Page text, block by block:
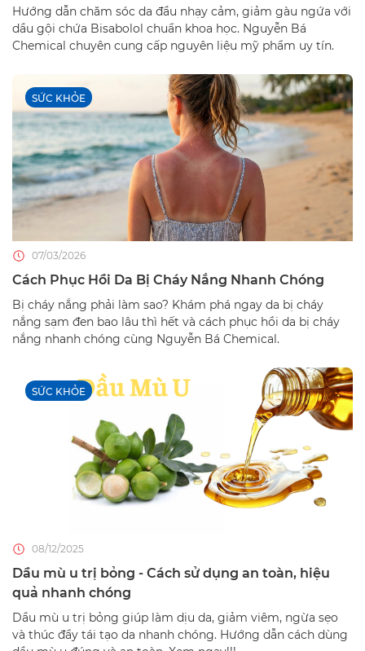
Hướng dẫn chăm sóc da đầu nhạy cảm, giảm gàu ngứa với
dầu gội chứa Bisabolol chuẩn khoa học. Nguyễn Bá
Chemical chuyên cung cấp nguyên liệu mỹ phẩm uy tín.
SỨC KHỎE
07/03/2026
Cách Phục Hồi Da Bị Cháy Nắng Nhanh Chóng
Bị cháy nắng phải làm sao? Khám phá ngay da bị cháy
nắng sạm đen bao lâu thì hết và cách phục hồi da bị cháy
nắng nhanh chóng cùng Nguyễn Bá Chemical.
SỨC KHỎE
08/12/2025
Dầu mù u trị bỏng - Cách sử dụng an toàn, hiệu
quả nhanh chóng
Dầu mù u trị bỏng giúp làm dịu da, giảm viêm, ngừa sẹo
và thúc đẩy tái tạo da nhanh chóng. Hướng dẫn cách dùng